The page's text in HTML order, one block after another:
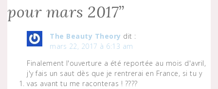
pour mars 2017”
The Beauty Theory dit :
mars 22, 2017 à 6:13 am
Finalement l'ouverture a été reportée au mois d'avril,
j'y fais un saut dès que je rentrerai en France, si tu y
vas avant tu me raconteras ! ????